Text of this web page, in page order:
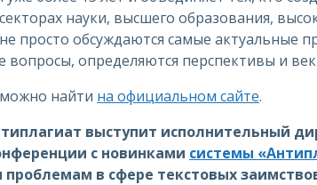
науки, высшего образования,
просто обсуждаются самые актуальные
вопросы, определяются перспективы и
найти на официальном сайте.
выступит исполнительный
с новинками системы
в сфере текстовых